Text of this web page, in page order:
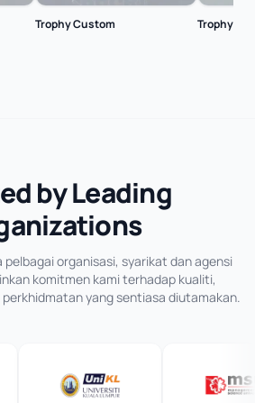
Trophy Custom Trophy
by Leading
pelbagai organisasi, syarikat dan agensi
komitmen kami terhadap kualiti,
yang sentiasa diutamakan.